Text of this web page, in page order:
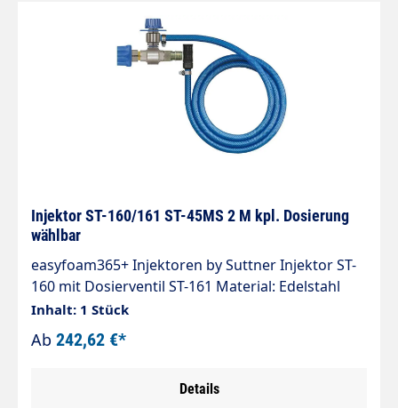
Injektor ST-160/161 ST-45MS 2 M kpl. Dosierung
wählbar
easyfoam365+ Injektoren by Suttner Injektor ST-
160 mit Dosierventil ST-161 Material: Edelstahl
Eingang: Kupplung ST-45-250 Messing vernickelt
Ausgang: Stecker ST-45-250 Stahl verzinkt
Düsengröße: wählbar Ansaugung: Tülle 9 mm
Inhalt: 1 Stück
Ab 242,62 €*
Details